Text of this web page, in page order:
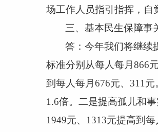
场工作人员指引指挥，自
三、基本民生保障事
答：今年我们将继续
标准分别从每人每月866
到每人每月676元、 311 元
1.6倍。二是提高孤儿和
1949元、 1313元提高到每